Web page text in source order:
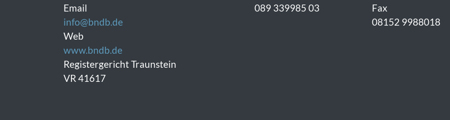
Email
info@bndb.de
Web
www.bndb.de
Registergericht Traunstein
VR 41617
089 339985 03
Fax
08152 9988018